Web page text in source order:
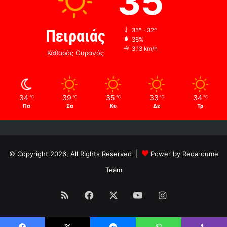
Πειραιάς
Καθαρός Ουρανός
35º - 32º
36%
3.13 km/h
34 ℃
Πα
39 ℃
Σα
35 ℃
Κυ
33 ℃
Δε
34 ℃
Τρ
© Copyright 2026, All Rights Reserved |
Power by Redaroume
Team
RSS Facebook YouTubeInstagram